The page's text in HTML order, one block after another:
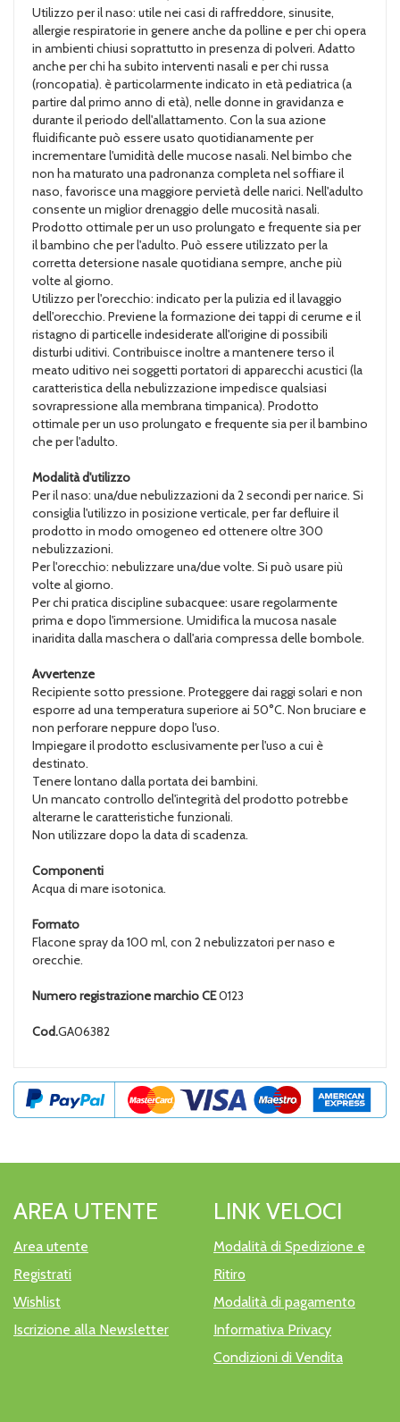
Utilizzo per il naso: utile nei casi di raffreddore, sinusite,
allergie respiratorie in genere anche da polline e per chi opera
in ambienti chiusi soprattutto in presenza di polveri. Adatto
anche per chi ha subito interventi nasali e per chi russa
(roncopatia). è particolarmente indicato in età pediatrica (a
partire dal primo anno di età), nelle donne in gravidanza e
durante il periodo dell'allattamento. Con la sua azione
fluidificante può essere usato quotidianamente per
incrementare l'umidità delle mucose nasali. Nel bimbo che
non ha maturato una padronanza completa nel soffiare il
naso, favorisce una maggiore pervietà delle narici. Nell'adulto
consente un miglior drenaggio delle mucosità nasali.
Prodotto ottimale per un uso prolungato e frequente sia per
il bambino che per l'adulto. Può essere utilizzato per la
corretta detersione nasale quotidiana sempre, anche più
volte al giorno.
Utilizzo per l'orecchio: indicato per la pulizia ed il lavaggio
dell'orecchio. Previene la formazione dei tappi di cerume e il
ristagno di particelle indesiderate all'origine di possibili
disturbi uditivi. Contribuisce inoltre a mantenere terso il
meato uditivo nei soggetti portatori di apparecchi acustici (la
caratteristica della nebulizzazione impedisce qualsiasi
sovrapressione alla membrana timpanica). Prodotto
ottimale per un uso prolungato e frequente sia per il bambino
che per l'adulto.
Modalità d'utilizzo
Per il naso: una/due nebulizzazioni da 2 secondi per narice. Si
consiglia l'utilizzo in posizione verticale, per far defluire il
prodotto in modo omogeneo ed ottenere oltre 300
nebulizzazioni.
Per l'orecchio: nebulizzare una/due volte. Si può usare più
volte al giorno.
Per chi pratica discipline subacquee: usare regolarmente
prima e dopo l'immersione. Umidifica la mucosa nasale
inaridita dalla maschera o dall'aria compressa delle bombole.
Avvertenze
Recipiente sotto pressione. Proteggere dai raggi solari e non
esporre ad una temperatura superiore ai 50°C. Non bruciare e
non perforare neppure dopo l'uso.
Impiegare il prodotto esclusivamente per l'uso a cui è
destinato.
Tenere lontano dalla portata dei bambini.
Un mancato controllo del'integrità del prodotto potrebbe
alterarne le caratteristiche funzionali.
Non utilizzare dopo la data di scadenza.
Componenti
Acqua di mare isotonica.
Formato
Flacone spray da 100 ml, con 2 nebulizzatori per naso e
orecchie.
Numero registrazione marchio CE0123
Cod.GA06382
AREA UTENTE
Area utente
Registrati
Wishlist
Iscrizione alla Newsletter
LINK VELOCI
Modalità di Spedizione e
Ritiro
Modalità di pagamento
Informativa Privacy
Condizioni di Vendita